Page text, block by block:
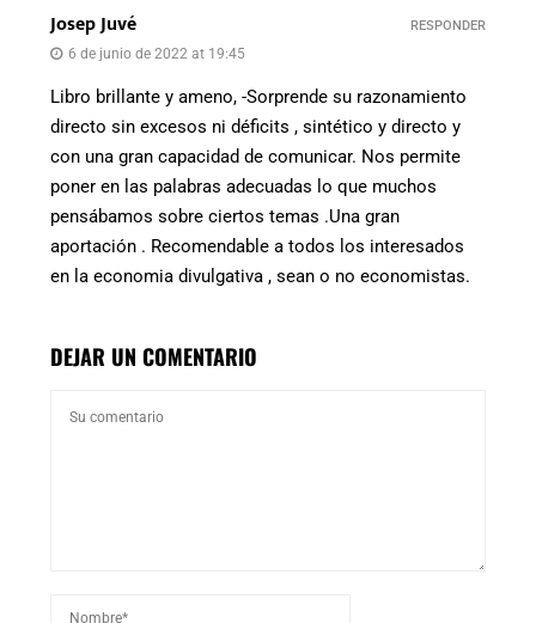
Josep Juvé
6 de junio de 2022 at 19:45
Libro brillante y ameno, -Sorprende su razonamiento
directo sin excesos ni déficits , sintético y directo y
con una gran capacidad de comunicar. Nos permite
poner en las palabras adecuadas lo que muchos
pensábamos sobre ciertos temas .Una gran
aportación . Recomendable a todos los interesados
en la economia divulgativa , sean o no economistas.
RESPONDER
DEJAR UN COMENTARIO